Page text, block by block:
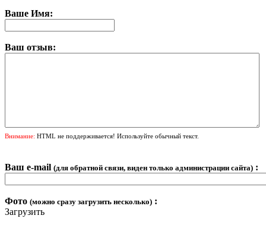
Ваше Имя:
Ваш отзыв:
Внимание: HTML не поддерживается! Используйте обычный текст.
Ваш e-mail (для обратной связи, виден только администрации сайта) :
Фото (можно сразу загрузить несколько) :
Загрузить